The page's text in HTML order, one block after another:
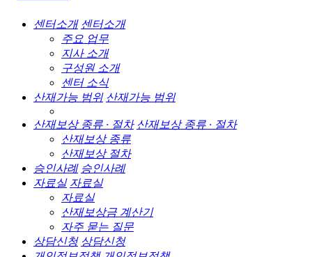
센터소개 센터소개
주요 업무
지사 소개
구성원 소개
센터 소식
산재가능 범위 산재가능 범위
산재보상 종류 · 절차 산재보상 종류 · 절차
산재보상 종류
산재보상 절차
승인사례 승인사례
자료실 자료실
자료실
산재보상금 계산기
자주 묻는 질문
상담신청 상담신청